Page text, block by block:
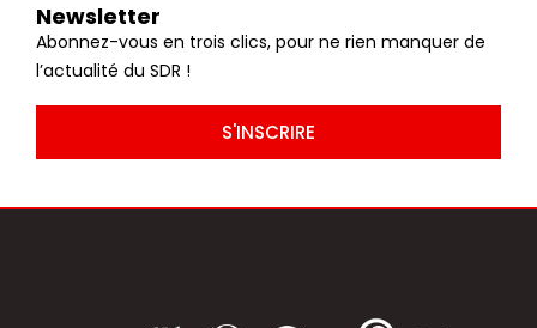
Newsletter
Abonnez-vous en trois clics, pour ne rien manquer de
l’actualité du SDR !
S'INSCRIRE